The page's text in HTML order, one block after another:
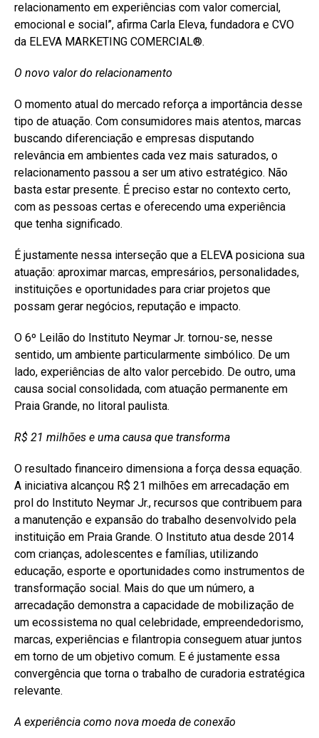
relacionamento em experiências com valor comercial,
emocional e social”, afirma Carla Eleva, fundadora e CVO
da ELEVA MARKETING COMERCIAL®️.
O novo valor do relacionamento
O momento atual do mercado reforça a importância desse
tipo de atuação. Com consumidores mais atentos, marcas
buscando diferenciação e empresas disputando
relevância em ambientes cada vez mais saturados, o
relacionamento passou a ser um ativo estratégico. Não
basta estar presente. É preciso estar no contexto certo,
com as pessoas certas e oferecendo uma experiência
que tenha significado.
É justamente nessa interseção que a ELEVA posiciona sua
atuação: aproximar marcas, empresários, personalidades,
instituições e oportunidades para criar projetos que
possam gerar negócios, reputação e impacto.
O 6º Leilão do Instituto Neymar Jr. tornou-se, nesse
sentido, um ambiente particularmente simbólico. De um
lado, experiências de alto valor percebido. De outro, uma
causa social consolidada, com atuação permanente em
Praia Grande, no litoral paulista.
R$ 21 milhões e uma causa que transforma
O resultado financeiro dimensiona a força dessa equação.
A iniciativa alcançou R$ 21 milhões em arrecadação em
prol do Instituto Neymar Jr., recursos que contribuem para
a manutenção e expansão do trabalho desenvolvido pela
instituição em Praia Grande. O Instituto atua desde 2014
com crianças, adolescentes e famílias, utilizando
educação, esporte e oportunidades como instrumentos de
transformação social. Mais do que um número, a
arrecadação demonstra a capacidade de mobilização de
um ecossistema no qual celebridade, empreendedorismo,
marcas, experiências e filantropia conseguem atuar juntos
em torno de um objetivo comum. E é justamente essa
convergência que torna o trabalho de curadoria estratégica
relevante.
A experiência como nova moeda de conexão